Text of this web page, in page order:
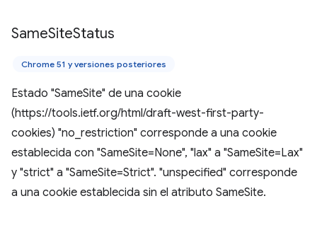
SameSiteStatus
Chrome 51 y versiones posteriores
Estado "SameSite" de una cookie
(https://tools.ietf.org/html/draft-west-first-party-
cookies) "no_restriction" corresponde a una cookie
establecida con "SameSite=None", "lax" a "SameSite=Lax"
y "strict" a "SameSite=Strict". "unspecified" corresponde
a una cookie establecida sin el atributo SameSite.